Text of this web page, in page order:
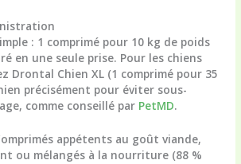
: 1 comprimé pour 10 kg de poids
en une seule prise. Pour les chiens
Drontal Chien XL (1 comprimé pour 35
précisément pour éviter sous-
comme conseillé par PetMD.
appétents au goût viande,
ou mélangés à la nourriture (88 %